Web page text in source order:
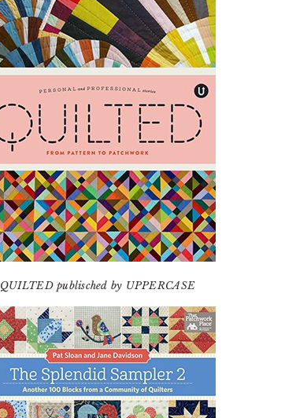
QUILTED publisched by UPPERCASE